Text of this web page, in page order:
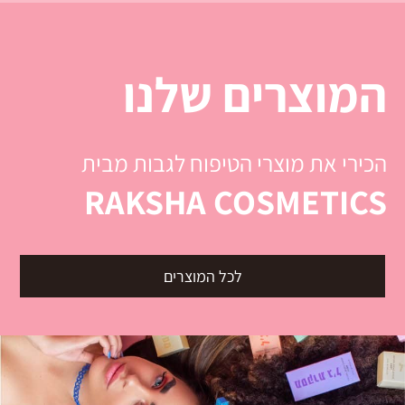
המוצרים שלנו
הכירי את מוצרי הטיפוח לגבות מבית
RAKSHA COSMETICS
לכל המוצרים